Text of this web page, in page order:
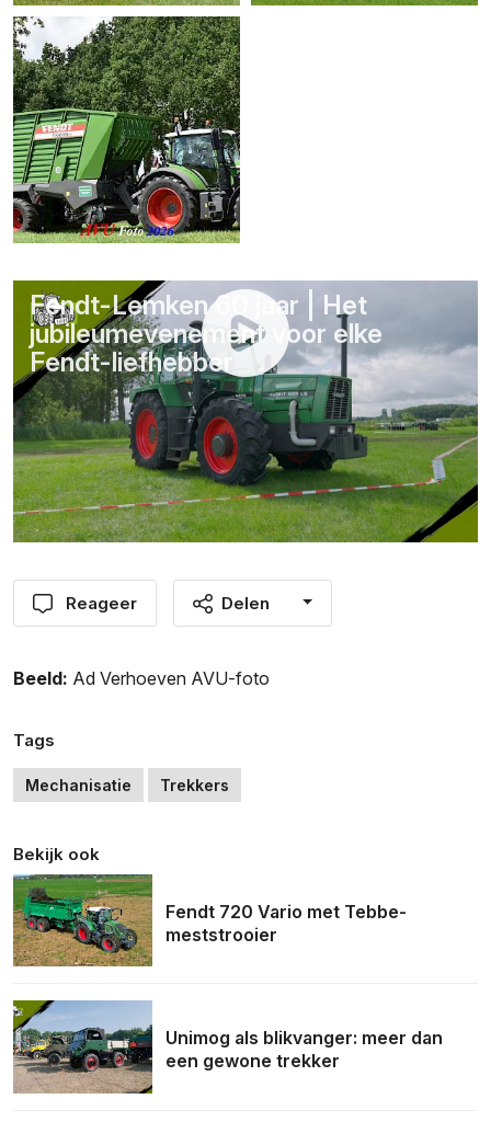
Fendt-Lemken 60 jaar | Het
jubileumevenement voor elke
Fendt-liefhebber
Reageer Delen
Beeld: Ad Verhoeven AVU-foto
Tags
Mechanisatie Trekkers
Bekijk ook
Fendt 720 Vario met Tebbe-
meststrooier
Unimog als blikvanger: meer dan
een gewone trekker